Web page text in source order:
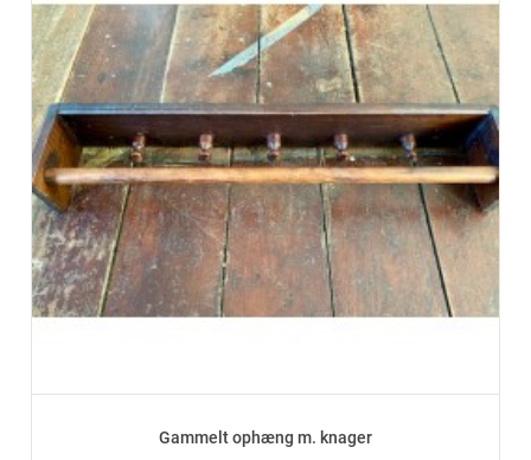
Gammelt ophæng m. knager